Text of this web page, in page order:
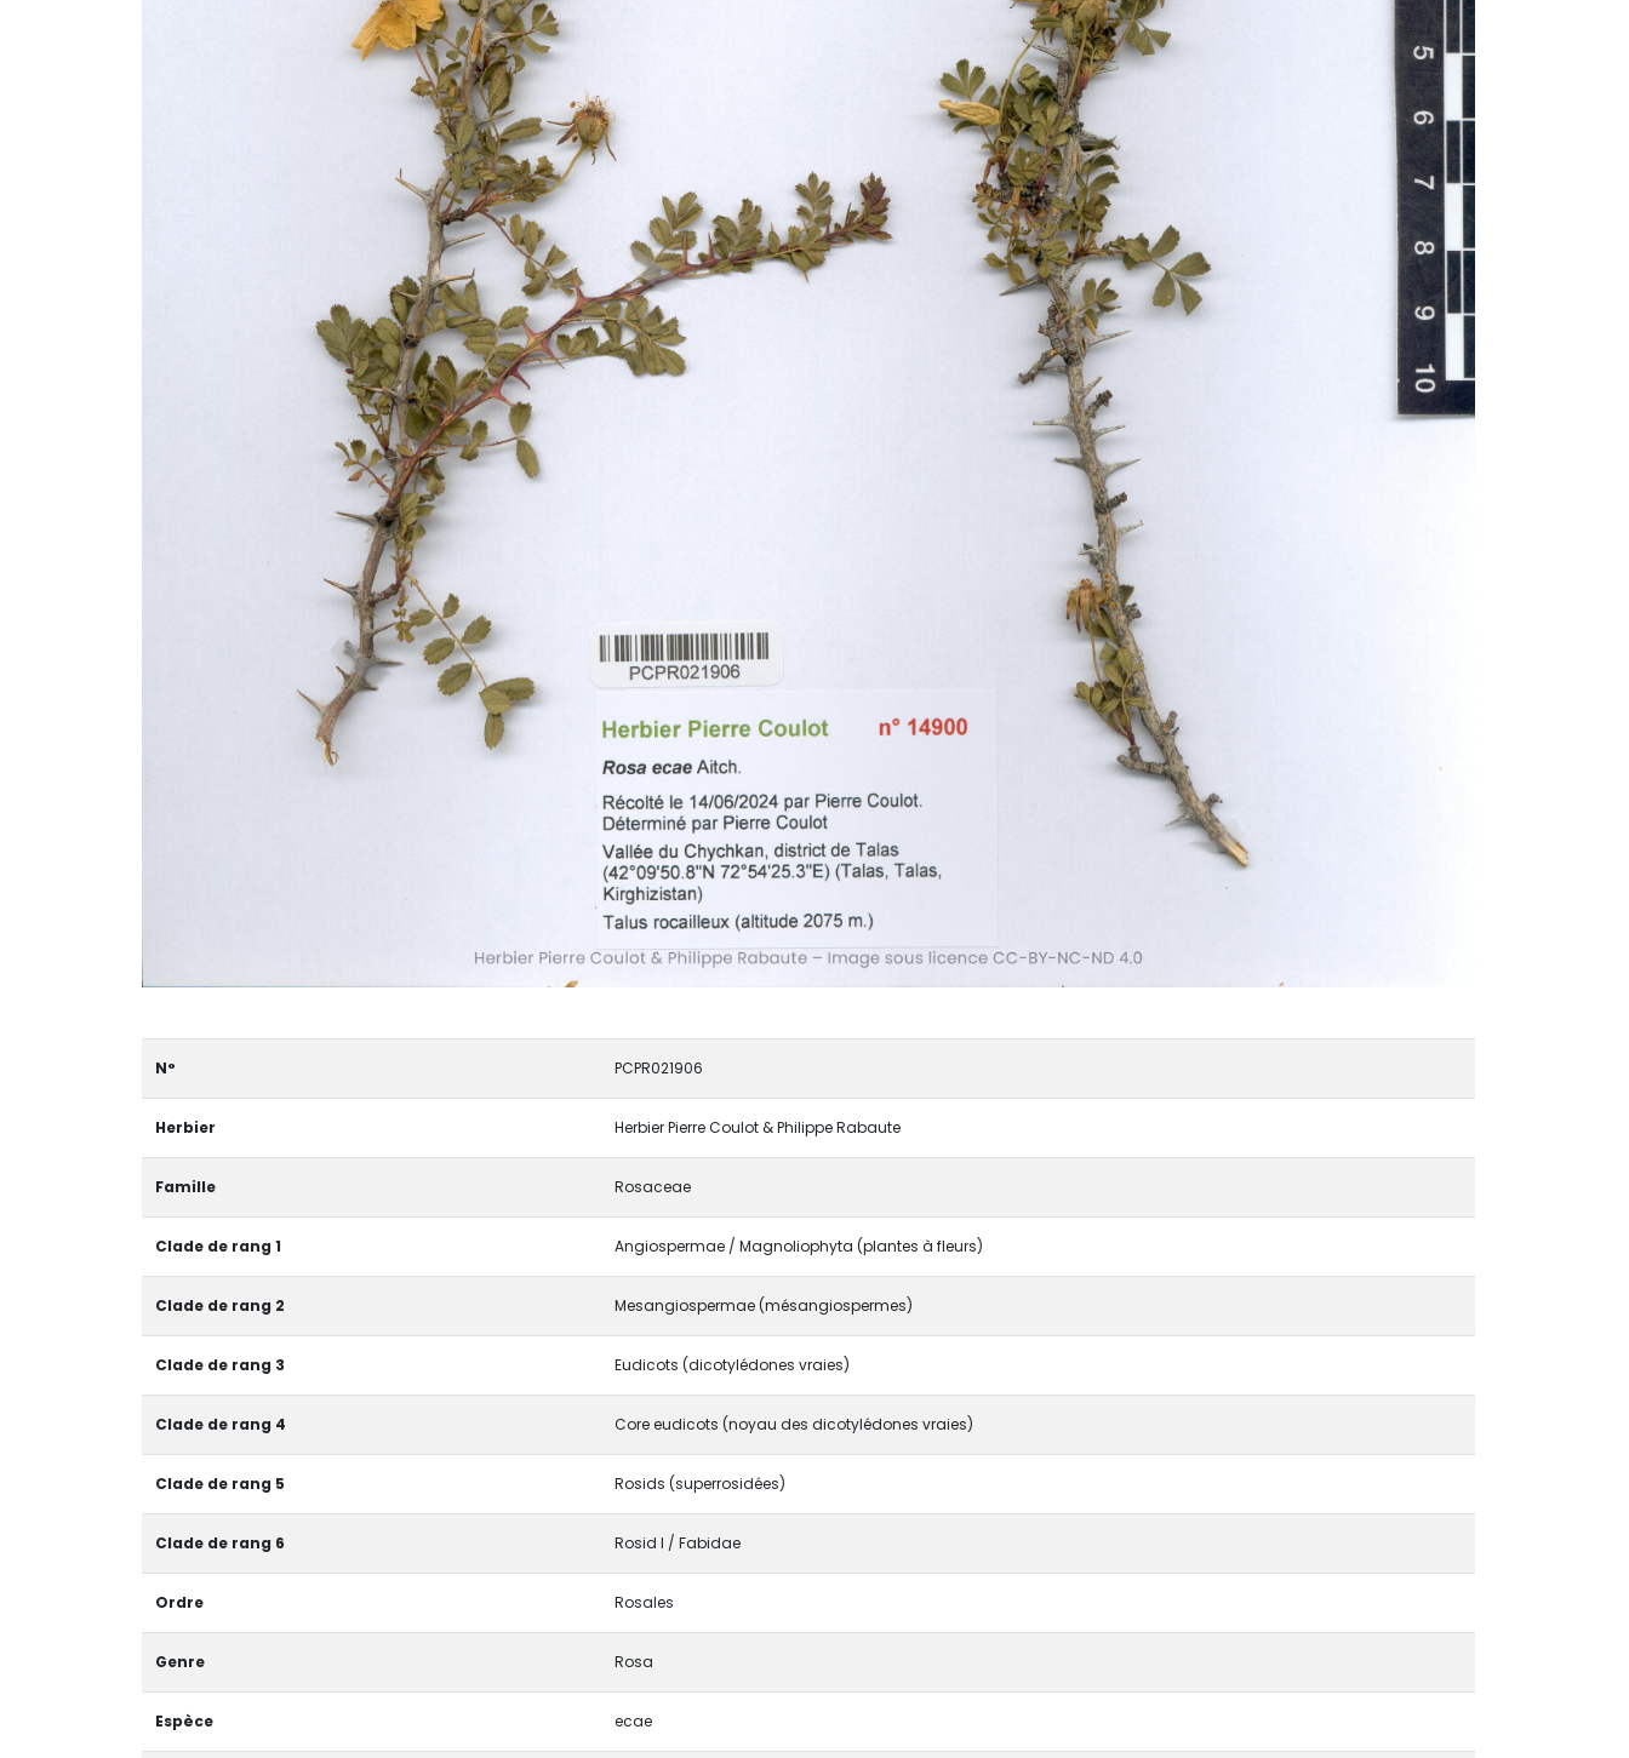
N° PCPR021906
Herbier Herbier Pierre Coulot & Philippe Rabaute
Famille Rosaceae
Clade de rang 1 Angiospermae / Magnoliophyta (plantes à fleurs)
Clade de rang 2 Mesangiospermae (mésangiospermes)
Clade de rang 3 Eudicots (dicotylédones vraies)
Clade de rang 4 Core eudicots (noyau des dicotylédones vraies)
Clade de rang 5 Rosids (superrosidées)
Clade de rang 6 Rosid I / Fabidae
Ordre Rosales
Genre Rosa
Espèce ecae